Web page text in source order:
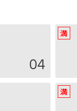
04